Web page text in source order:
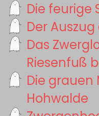
Die feurige
Der
Das
Riesenfuß
Die
Hohwalde